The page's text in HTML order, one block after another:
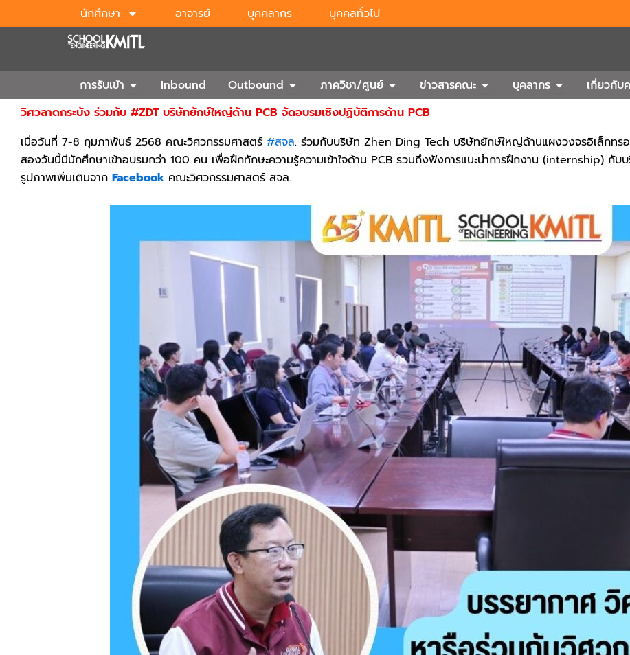
to
นักศึกษา อาจารย์ บุคคลากร บุคคลทั่วไป
การรับเข้า Open การรับเข้า
Inbound Outbound Open Outbound
ภาควิชา/ศูนย์ Open ภาควิชา/ศูนย์
ข่าวสารคณะ Open ข่าวสารคณะ
บุคลากร Open บุคลากร
เกี่ยวกับ
วิศวลาดกระบัง ร่วมกับ #ZDT บริษัทยักษ์ใหญ่ด้าน PCB จัดอบรมเชิงปฏิบัติการด้าน PCB
เมื่อวันที่ 7-8 กุมภาพันธ์ 2568 คณะวิศวกรรมศาสตร์ #สจล. ร่วมกับบริษัท Zhen Ding Tech บริษัทยักษ์ใหญ่ด้านแผงวงจรอิเล็กทร
สองวันนี้มีนักศึกษาเข้าอบรมกว่า 100 คน เพื่อฝึกทักษะความรู้ความเข้าใจด้าน PCB รวมถึงฟังการแนะนำการฝึกงาน (internship) กับ
รูปภาพเพิ่มเติมจาก Facebook คณะวิศวกรรมศาสตร์ สจล.